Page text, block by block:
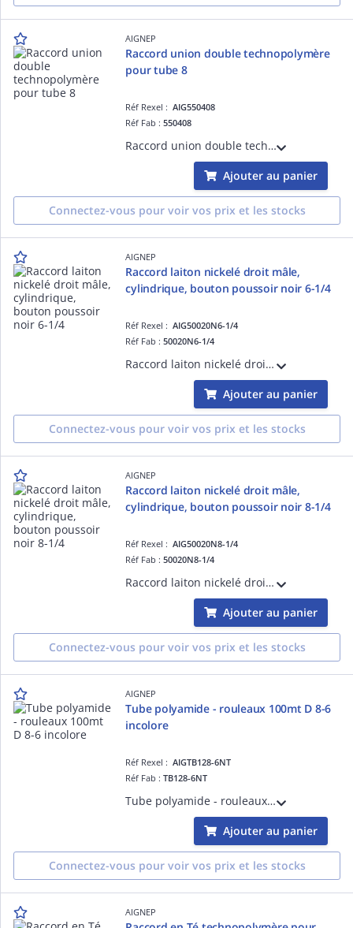
AIGNEP
Raccord union double technopolymère
pour tube 8
Réf Rexel :AIG550408
Réf Fab :550408
Raccord union double technopolymère pour tube 8
Ajouter au panier
Connectez-vous pour voir vos prix et les stocks
AIGNEP
Raccord laiton nickelé droit mâle,
cylindrique, bouton poussoir noir 6-1/4
Réf Rexel :AIG50020N6-1/4
Réf Fab :50020N6-1/4
Raccord laiton nickelé droit mâle, cylindrique, bouton poussoir noir 6-1/4
Ajouter au panier
Connectez-vous pour voir vos prix et les stocks
AIGNEP
Raccord laiton nickelé droit mâle,
cylindrique, bouton poussoir noir 8-1/4
Réf Rexel :AIG50020N8-1/4
Réf Fab :50020N8-1/4
Raccord laiton nickelé droit mâle, cylindrique, bouton poussoir noir 8-1/4
Ajouter au panier
Connectez-vous pour voir vos prix et les stocks
AIGNEP
Tube polyamide - rouleaux 100mt D 8-6
incolore
Réf Rexel :AIGTB128-6NT
Réf Fab :TB128-6NT
Tube polyamide - rouleaux 100mt D 8-6 incolore
Ajouter au panier
Connectez-vous pour voir vos prix et les stocks
AIGNEP